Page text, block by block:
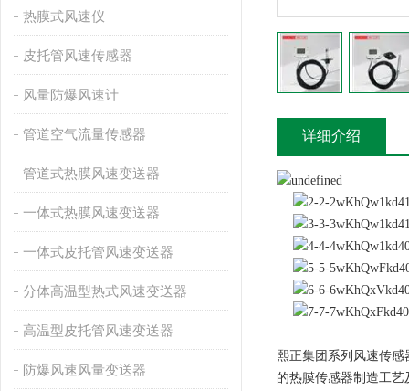
热膜式风速仪
皮托管风速传感器
风量防爆风速计
管道空气流量传感器
管道式热膜风速变送器
一体式热膜风速变送器
一体式皮托管风速变送器
分体高温型热式风速变送器
高温型皮托管风速变送器
防爆风速风量变送器
详细介绍
熙正集团系列风速传
的热膜传感器制造工